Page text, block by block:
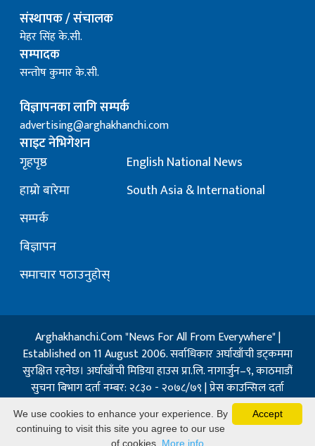
संस्थापक / संचालक
मेहर सिंह के.सी.
सम्पादक
सन्तोष कुमार के.सी.
विज्ञापनका लागि सम्पर्क
advertising@arghakhanchi.com
साइट नेभिगेशन
गृहपृष्ठ
हाम्रो बारेमा
सम्पर्क
बिज्ञापन
समाचार पठाउनुहोस्
English National News
South Asia & International
Arghakhanchi.Com "News For All From Everywhere" |
Established on 11 August 2006. सर्वाधिकार अर्घाखाँची डट्कममा
सुरक्षित रहनेछ। अर्घाखाँची मिडिया हाउस प्रा.लि. नागार्जुन–९, काठमाडौं
सुचना बिभाग दर्ता नम्बर: २८३० - २०७८/७९ | प्रेस काउन्सिल दर्ता
नम्बर: १३२ / २०७३-०४-२१ | जिप्रका सि- नम्बर: ७, दर्ता नम्बर
७-०६७-६८
Powered By:Best Nepal
Accept
We use cookies to enhance your experience. By
continuing to visit this site you agree to our use
of cookies. More info